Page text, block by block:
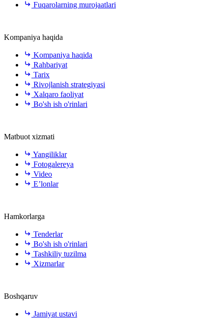
Fuqarolarning murojaatlari
Kompaniya haqida
Kompaniya haqida
Rahbariyat
Tarix
Rivojlanish strategiyasi
Xalqaro faoliyat
Bo'sh ish o'rinlari
Matbuot xizmati
Yangiliklar
Fotogalereya
Video
E’lonlar
Hamkorlarga
Tenderlar
Bo'sh ish o'rinlari
Tashkiliy tuzilma
Xizmarlar
Boshqaruv
Jamiyat ustavi